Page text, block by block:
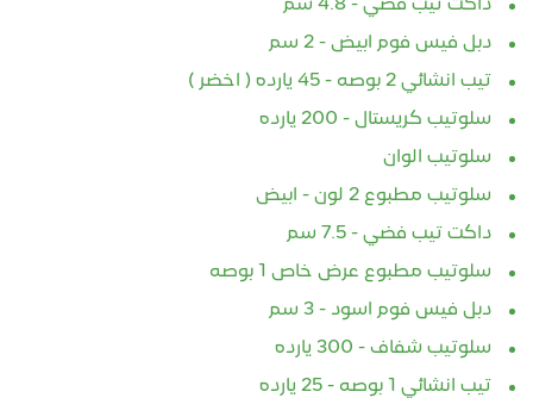
داكت تيب فضي - 4.8 سم
دبل فيس فوم ابيض - 2 سم
تيب انشائي 2 بوصه - 45 يارده ( اخضر )
سلوتيب كريستال - 200 يارده
سلوتيب الوان
سلوتيب مطبوع 2 لون - ابيض
داكت تيب فضي - 7.5 سم
سلوتيب مطبوع عرض خاص 1 بوصه
دبل فيس فوم اسود - 3 سم
سلوتيب شفاف - 300 يارده
تيب انشائي 1 بوصه - 25 يارده